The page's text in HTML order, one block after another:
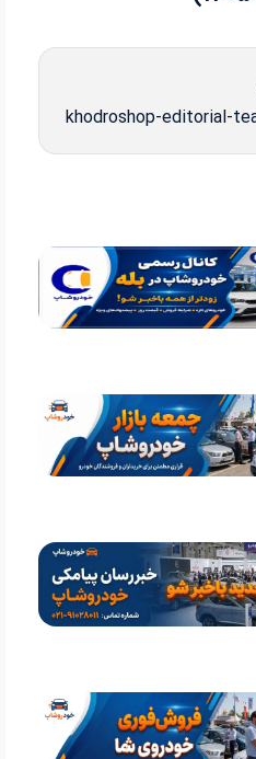
khodroshop-editorial-